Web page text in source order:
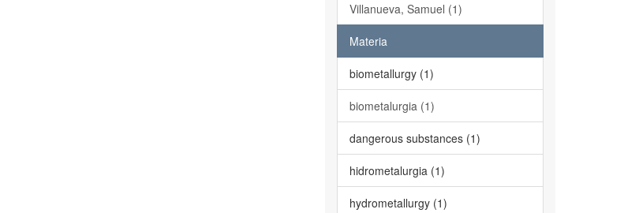
Villanueva, Samuel (1)
Materia
biometallurgy (1)
biometalurgia (1)
dangerous substances (1)
hidrometalurgia (1)
hydrometallurgy (1)